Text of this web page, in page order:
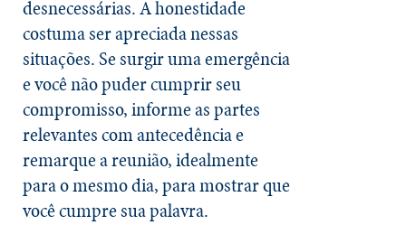
desnecessárias. A honestidade
costuma ser apreciada nessas
situações. Se surgir uma emergência
e você não puder cumprir seu
compromisso, informe as partes
relevantes com antecedência e
remarque a reunião, idealmente
para o mesmo dia, para mostrar que
você cumpre sua palavra.